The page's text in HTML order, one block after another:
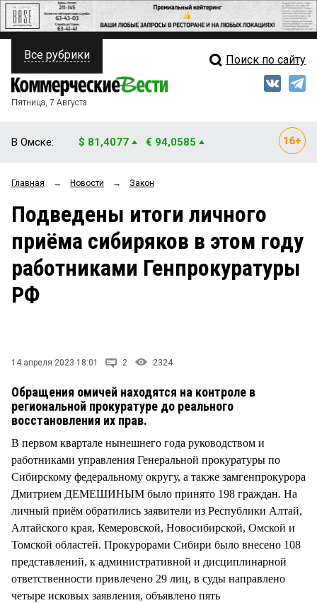
ПОЛИТИКА
ФИНАНСЫ
ОБЩЕСТВО
ЗАКОН
НОВОСТИ КОМПАНИЙ
ПРОИСШЕСТВИЯ
Свежий выпуск
Рейтинги
Блоги
Архив
Все рубрики Поиск по сайту
Пятница, 7 Августа
В Омске: $ 81,4077 € 94,0585
Главная → Новости → Закон
Подведены итоги личного
приёма сибиряков в этом году
работниками Генпрокуратуры
РФ
14 апреля 2023 18:01 2 2324
Обращения омичей находятся на контроле в
региональной прокуратуре до реального
восстановления их прав.
В первом квартале нынешнего года руководством и
работниками управления Генеральной прокуратуры по
Сибирскому федеральному округу, а также замгенпрокурора
Дмитрием ДЕМЕШИНЫМ было принято 198 граждан. На
личный приём обратились заявители из Республики Алтай,
Алтайского края, Кемеровской, Новосибирской, Омской и
Томской областей. Прокурорами Сибири было внесено 108
представлений, к административной и дисциплинарной
ответственности привлечено 29 лиц, в суды направлено
четыре исковых заявления, объявлено пять